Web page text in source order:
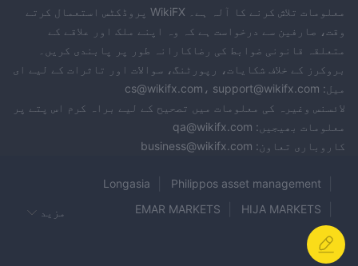
معلومات تلاش کرنے کا آلہ ہے۔ WikiFX پروڈکٹس استعمال کرتے
وقت، صارفین سے درخواست ہے کہ وہ اپنے ملک اور علاقے کے
متعلقہ قانونی ضوابط کی رضاکارانہ طور پر پابندی کریں۔
بروکرز کے خلاف شکایات، رپورٹنگ، سوالات اور تاثرات کے لیے ای
میل: cs@wikifx.com، support@wikifx.com
لائسنس وغیرہ کی معلومات میں تصحیح کے لیے براہ کرم اس پتے پر
معلومات بھیجیں: qa@wikifx.com
کاروباری تعاون: business@wikifx.com
Philippos asset management
Longasia
HIJA MARKETS
EMAR MARKETS
FORTUNO MARKETS
BeeMarkets
مزید